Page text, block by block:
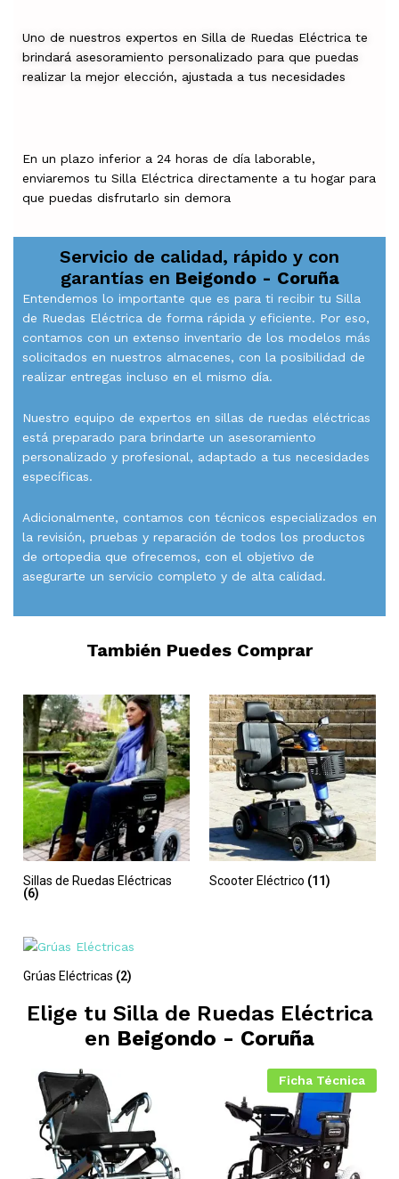
Uno de nuestros expertos en Silla de Ruedas Eléctrica te
brindará asesoramiento personalizado para que puedas
realizar la mejor elección, ajustada a tus necesidades
En un plazo inferior a 24 horas de día laborable,
enviaremos tu Silla Eléctrica directamente a tu hogar para
que puedas disfrutarlo sin demora
Servicio de calidad, rápido y con
garantías en Beigondo - Coruña
Entendemos lo importante que es para ti recibir tu Silla
de Ruedas Eléctrica de forma rápida y eficiente. Por eso,
contamos con un extenso inventario de los modelos más
solicitados en nuestros almacenes, con la posibilidad de
realizar entregas incluso en el mismo día.
Nuestro equipo de expertos en sillas de ruedas eléctricas
está preparado para brindarte un asesoramiento
personalizado y profesional, adaptado a tus necesidades
específicas.
Adicionalmente, contamos con técnicos especializados en
la revisión, pruebas y reparación de todos los productos
de ortopedia que ofrecemos, con el objetivo de
asegurarte un servicio completo y de alta calidad.
También Puedes Comprar
Sillas de Ruedas Eléctricas
(6)
Scooter Eléctrico (11)
Grúas Eléctricas (2)
Elige tu Silla de Ruedas Eléctrica
en Beigondo - Coruña
Ficha Técnica